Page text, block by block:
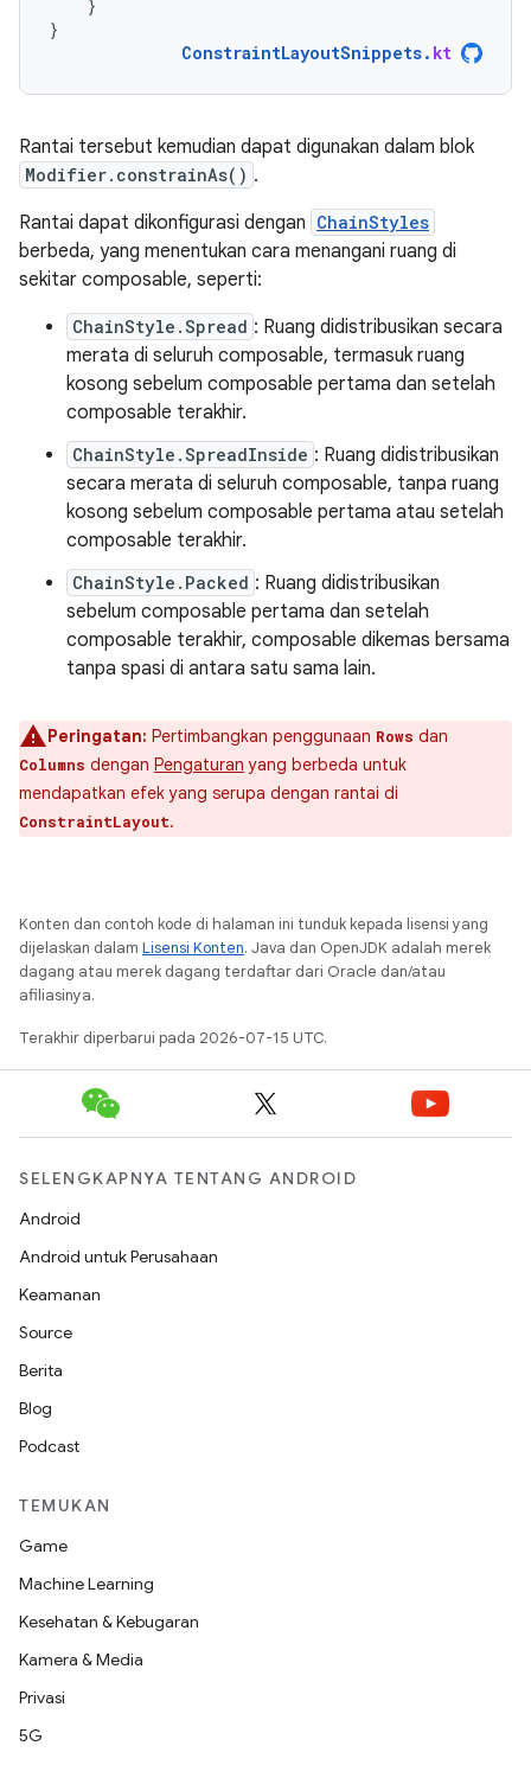
}
}
ConstraintLayoutSnippets. kt
Rantai tersebut kemudian dapat digunakan dalam blok
Modifier.constrainAs() .
Rantai dapat dikonfigurasi dengan ChainStyles
berbeda, yang menentukan cara menangani ruang di
sekitar composable, seperti:
ChainStyle.Spread : Ruang didistribusikan secara
merata di seluruh composable, termasuk ruang
kosong sebelum composable pertama dan setelah
composable terakhir.
ChainStyle.SpreadInside : Ruang didistribusikan
secara merata di seluruh composable, tanpa ruang
kosong sebelum composable pertama atau setelah
composable terakhir.
ChainStyle.Packed : Ruang didistribusikan
sebelum composable pertama dan setelah
composable terakhir, composable dikemas bersama
tanpa spasi di antara satu sama lain.
Peringatan: Pertimbangkan penggunaan Rows dan
Columns dengan Pengaturan yang berbeda untuk
mendapatkan efek yang serupa dengan rantai di
ConstraintLayout.
Konten dan contoh kode di halaman ini tunduk kepada lisensi yang
dijelaskan dalam Lisensi Konten. Java dan OpenJDK adalah merek
dagang atau merek dagang terdaftar dari Oracle dan/atau
afiliasinya.
Terakhir diperbarui pada 2026-07-15 UTC.
SELENGKAPNYA TENTANG ANDROID
Android
Android untuk Perusahaan
Keamanan
Source
Berita
Blog
Podcast
TEMUKAN
Game
Machine Learning
Kesehatan & Kebugaran
Kamera & Media
Privasi
5G